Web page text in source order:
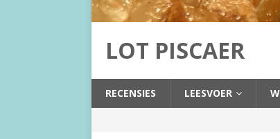
LOT PISCAER
RECENSIES LEESVOER